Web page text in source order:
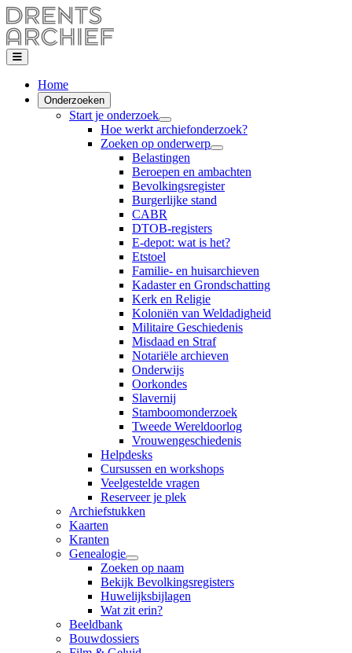
Home
Onderzoeken
Start je onderzoek
Hoe werkt archiefonderzoek?
Zoeken op onderwerp
Belastingen
Beroepen en ambachten
Bevolkingsregister
Burgerlijke stand
CABR
DTOB-registers
E-depot: wat is het?
Etstoel
Familie- en huisarchieven
Kadaster en Grondschatting
Kerk en Religie
Koloniën van Weldadigheid
Militaire Geschiedenis
Misdaad en Straf
Notariële archieven
Onderwijs
Oorkondes
Slavernij
Stamboomonderzoek
Tweede Wereldoorlog
Vrouwengeschiedenis
Helpdesks
Cursussen en workshops
Veelgestelde vragen
Reserveer je plek
Archiefstukken
Kaarten
Kranten
Genealogie
Zoeken op naam
Bekijk Bevolkingsregisters
Huwelijksbijlagen
Wat zit erin?
Beeldbank
Bouwdossiers